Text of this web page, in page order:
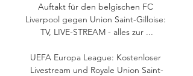
Auftakt für den belgischen FC
Liverpool gegen Union Saint-Gilloise:
TV, LIVE-STREAM - alles zur ...
UEFA Europa League: Kostenloser
Livestream und Royale Union Saint-